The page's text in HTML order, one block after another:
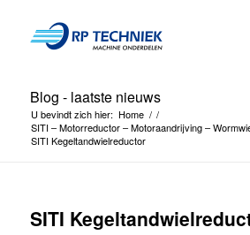
Blog - laatste nieuws
U bevindt zich hier: Home / /
SITI – Motorreductor – Motoraandrijving –
SITI Kegeltandwielreductor
SITI